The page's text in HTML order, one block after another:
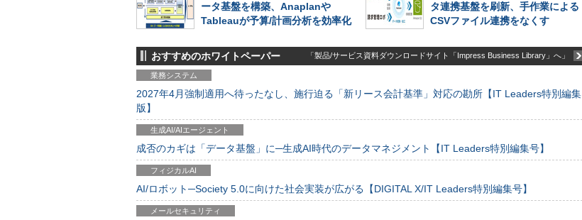
ータ基盤を構築、Anaplanや
Tableauが予算/計画分析を効率化
タ連携基盤を刷新、手作業による
CSVファイル連携をなくす
おすすめのホワイトペーパー 「製品/サービス資料ダウンロードサイト「Impress Business Library」へ」
業務システム
2027年4月強制適用へ待ったなし、施行迫る「新リース会計基準」対応の勘所【IT Leaders特別編集
版】
生成AI/AIエージェント
成否のカギは「データ基盤」に─生成AI時代のデータマネジメント【IT Leaders特別編集号】
フィジカルAI
AI/ロボット─Society 5.0に向けた社会実装が広がる【DIGITAL X/IT Leaders特別編集号】
メールセキュリティ